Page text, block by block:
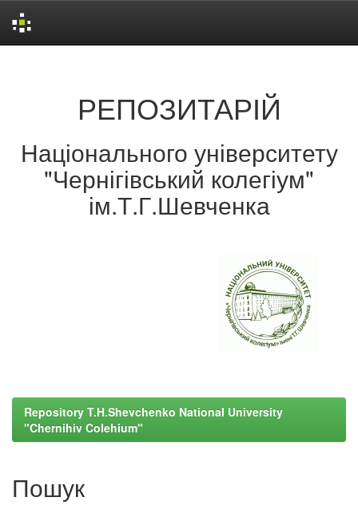
РЕПОЗИТАРІЙ
Національного університету
"Чернігівський колегіум"
ім.Т.Г.Шевченка
Repository T.H.Shevchenko National University
"Chernihiv Colehium"
Пошук